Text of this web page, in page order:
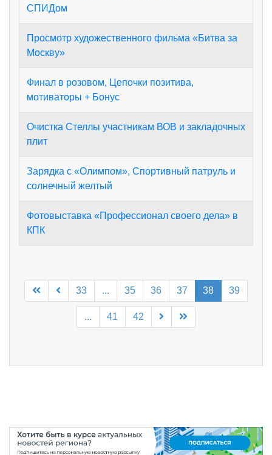
СПИДом
Просмотр художественного фильма «Битва за
Москву»
Финал в розовом, Цепочки позитива,
мотиваторы + Бонус
Очистка Стеллы участникам ВОВ и закладочных
плит
Зарядка с «Олимпом», Спортивный патруль и
солнечный желтый
Фотовыставка «Профессионал своего дела» в
КПК
33 ... 35 36 37 38 39
... 41 42